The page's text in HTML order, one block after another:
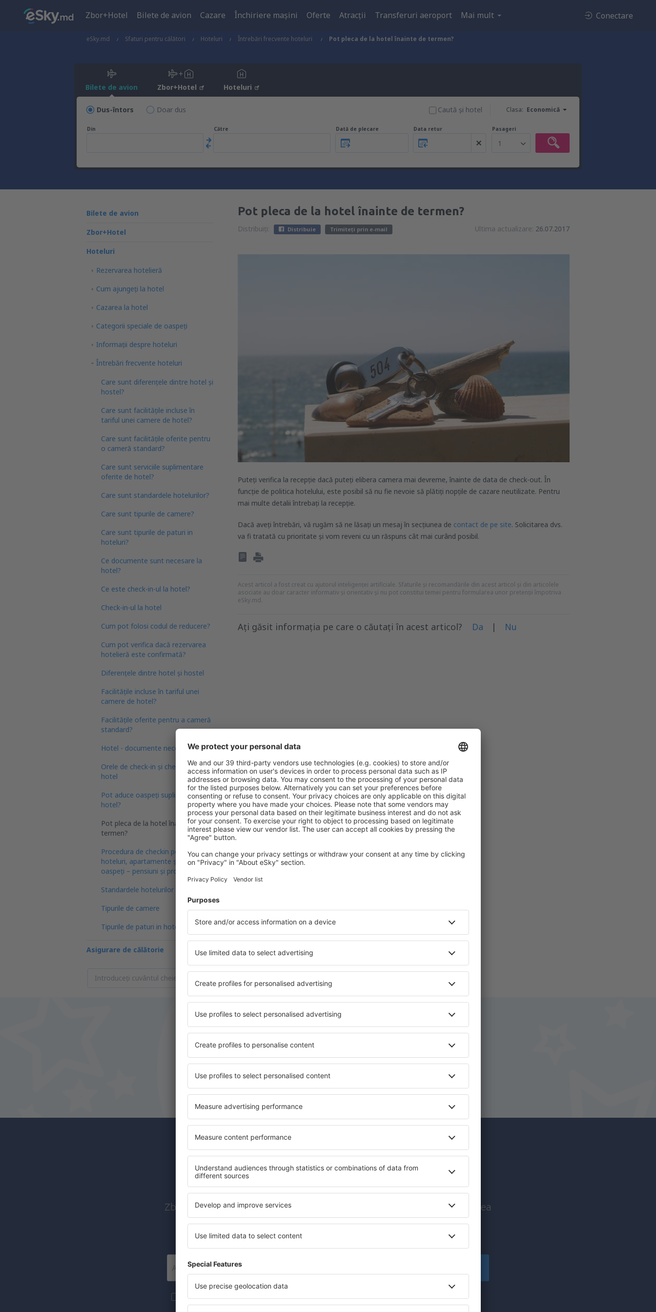
Zbor+Hotel Bilete de avion Cazare Închiriere mașini Oferte Atracţii Transferuri aeroport Mai mult Conectare
eSky.md Sfaturi pentru călători Hoteluri Întrebări frecvente hoteluri Pot pleca de la hotel înainte de termen?
Bilete de avion Zbor+Hotel Hoteluri
Dus-întors Doar dus Clasa: Economică
Caută şi hotel
Din Către Dată de plecare Data retur Pasageri
1
Bilete de avion
Zbor+Hotel
Hoteluri
Rezervarea hotelieră
Cum ajungeţi la hotel
Cazarea la hotel
Categorii speciale de oaspeţi
Informații despre hoteluri
Întrebări frecvente hoteluri
Care sunt diferențele dintre hotel și
hostel?
Care sunt facilitățile incluse în
tariful unei camere de hotel?
Care sunt facilitățile oferite pentru
o cameră standard?
Care sunt serviciile suplimentare
oferite de hotel?
Care sunt standardele hotelurilor?
Care sunt tipurile de camere?
Care sunt tipurile de paturi in
hoteluri?
Ce documente sunt necesare la
hotel?
Ce este check-in-ul la hotel?
Check-in-ul la hotel
Cum pot folosi codul de reducere?
Cum pot verifica dacă rezervarea
hotelieră este confirmată?
Diferențele dintre hotel și hostel
Facilitățile incluse în tariful unei
camere de hotel?
Facilitățile oferite pentru a cameră
standard?
Hotel - documente necesare
Orele de check-in și check-out la
hotel
Pot aduce oaspeți suplimentari în
hotel?
Pot pleca de la hotel înainte de
termen?
Procedura de checkin pentru
hoteluri, apartamente și case de
oaspeți – pensiuni și proprietăți
Standardele hotelurilor
Tipurile de camere
Tipurile de paturi in hoteluri
Asigurare de călătorie
Pot pleca de la hotel înainte de termen?
Distribuiți: Distribuie Trimiteți prin e-mail Ultima actualizare: 26.07.2017
Puteți verifica la recepție dacă puteți elibera camera mai devreme, înainte de data de check-out. În
funcție de politica hotelului, este posibil să nu fie nevoie să plătiți nopțile de cazare neutilizate. Pentru
mai multe detalii întrebați la recepție.
Dacă aveți întrebări, vă rugăm să ne lăsați un mesaj în secțiunea de contact de pe site. Solicitarea dvs.
va fi tratată cu prioritate și vom reveni cu un răspuns cât mai curând posibil.
Acest articol a fost creat cu ajutorul inteligenței artificiale. Sfaturile și recomandările din acest articol și din articolele
asociate au doar caracter informativ și orientativ și nu pot constitui temei pentru formularea unor pretenții împotriva
eSky.md.
Ați găsit informația pe care o căutați în acest articol? Da | Nu
Economiseşte timp și bani.
Rezervă un pachet Zbor + Hotel
pe eSky.md!
Explorează
Abonații la newsletter călătoresc mai
Zboruri ieftine, city break-uri, vacanțe – profită de ofertele unice înaintea
tuturor.
Trimitem doar ce e mai bun, pe cuvânt de turişti!
Mai multe călătorii la prețuri avantajoase în newsletter-ul nostru.Sunt de acord să primesc
materiale informaționale (sub formă de newsletter) de la eSky.pl S.A. la adresa de e-mail pe care am